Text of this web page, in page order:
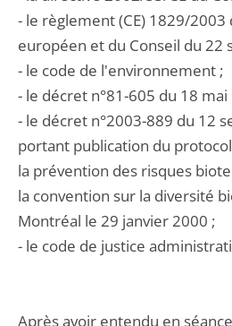
- le règlement (CE) 1829/
européen et du Conseil du 22
- le code de l'environnement ;
- le décret n°81-605 du 18 mai
- le décret n°2003-889 du 12
portant publication du
la prévention des risques
la convention sur la diversité
Montréal le 29 janvier 2000 ;
- le code de justice
Après avoir entendu en